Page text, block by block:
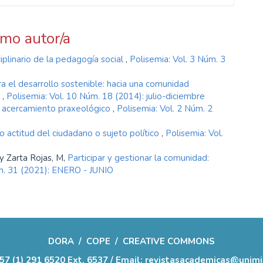
autor/a
de la pedagogía social , Polisemia: Vol. 3 Núm. 3
el desarrollo sostenible: hacia una comunidad
, Polisemia: Vol. 10 Núm. 18 (2014): julio-diciembre
acercamiento praxeológico , Polisemia: Vol. 2 Núm. 2
actitud del ciudadano o sujeto político , Polisemia: Vol.
Zarta Rojas, M, Participar y gestionar la comunidad:
31 (2021): ENERO - JUNIO
DORA / COPE / CREATIVE COMMONS
(1) 291 6520 Ext. 6537 / Email: